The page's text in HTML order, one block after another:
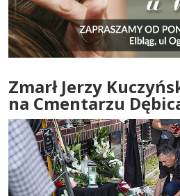
Zmarł Jerzy
na Cmentarzu